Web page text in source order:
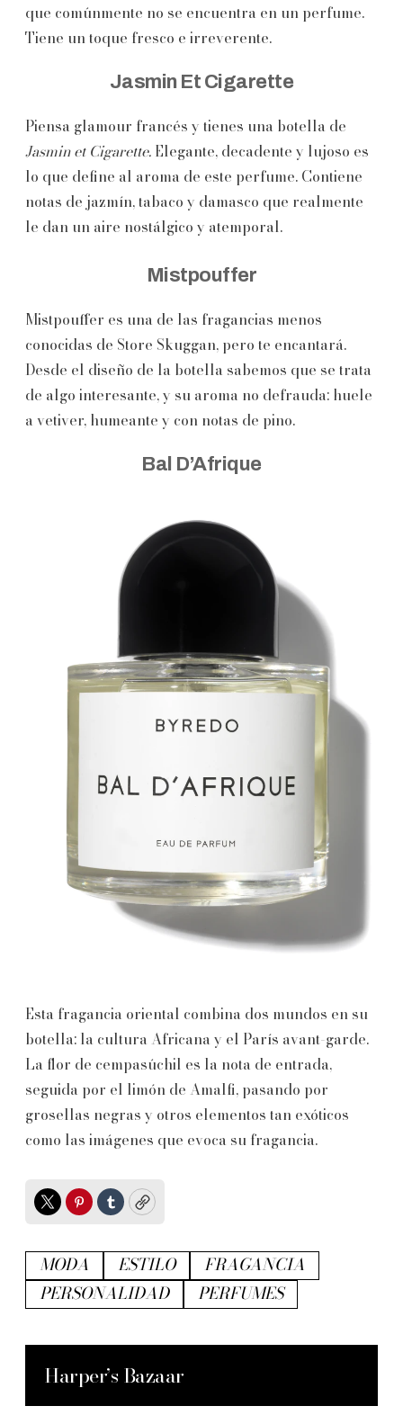
que comúnmente no se encuentra en un perfume.
Tiene un toque fresco e irreverente.
Jasmin Et Cigarette
Piensa glamour francés y tienes una botella de
Jasmin et Cigarette. Elegante, decadente y lujoso es
lo que define al aroma de este perfume. Contiene
notas de jazmín, tabaco y damasco que realmente
le dan un aire nostálgico y atemporal.
Mistpouffer
Mistpouffer es una de las fragancias menos
conocidas de Store Skuggan, pero te encantará.
Desde el diseño de la botella sabemos que se trata
de algo interesante, y su aroma no defrauda: huele
a vetiver, humeante y con notas de pino.
Bal D’Afrique
Esta fragancia oriental combina dos mundos en su
botella: la cultura Africana y el París avant-garde.
La flor de cempasúchil es la nota de entrada,
seguida por el limón de Amalfi, pasando por
grosellas negras y otros elementos tan exóticos
como las imágenes que evoca su fragancia.
TwitterPinterest
TumblrCopy
MODA ESTILO
FRAGANCIA
PERSONALIDAD
PERFUMES
Harper’s Bazaar